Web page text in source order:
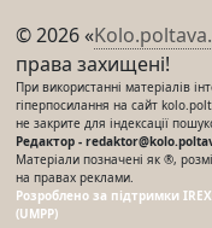
© 2026 «
права захищені!
При використанні матеріалів
гіперпосилання на сайт
не закрите для індексації
Редактор -
Матеріали позначені як ®,
на правах реклами.
Розроблено за підтримки
(UMPP)